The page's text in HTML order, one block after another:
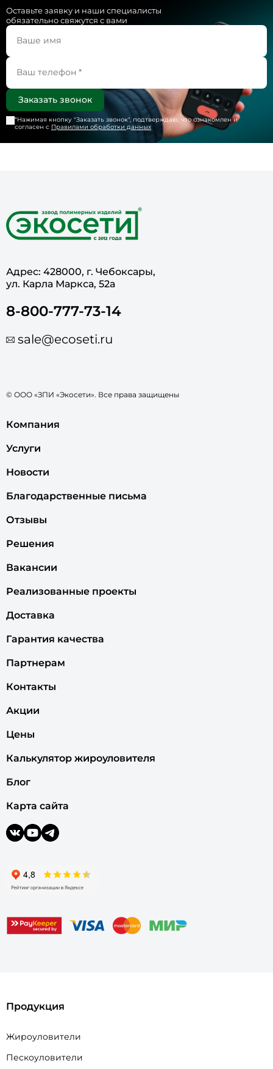
Оставьте заявку и наши специалисты
обязательно свяжутся с вами
*Нажимая кнопку "Заказать звонок", подтверждаю, что ознакомлен и
согласен с Правилами обработки данных
Адрес: 428000, г. Чебоксары,
ул. Карла Маркса, 52а
8-800-777-73-14
sale@ecoseti.ru
© ООО «ЗПИ «Экосети». Все права защищены
Компания
Услуги
Новости
Благодарственные письма
Отзывы
Решения
Вакансии
Реализованные проекты
Доставка
Гарантия качества
Партнерам
Контакты
Акции
Цены
Калькулятор жироуловителя
Блог
Карта сайта
Продукция
Жироуловители
Пескоуловители